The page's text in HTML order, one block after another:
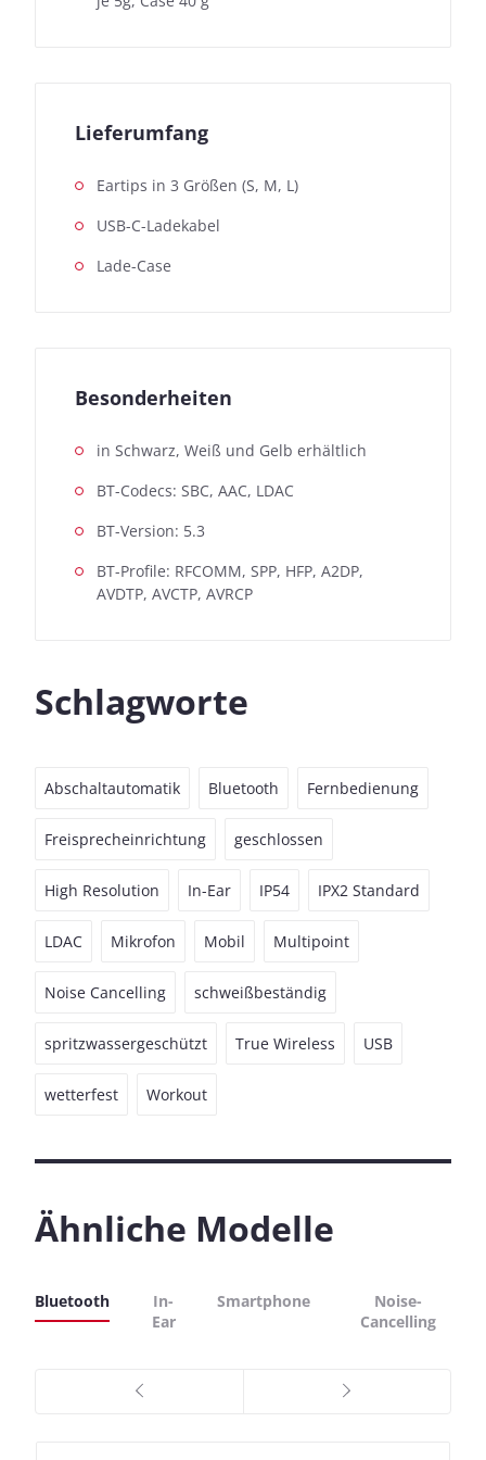
Lieferumfang
Eartips in 3 Größen (S, M, L)
USB-C-Ladekabel
Lade-Case
Besonderheiten
in Schwarz, Weiß und Gelb erhältlich
BT-Codecs: SBC, AAC, LDAC
BT-Version: 5.3
BT-Profile: RFCOMM, SPP, HFP, A2DP,
AVDTP, AVCTP, AVRCP
Schlagworte
Abschaltautomatik Bluetooth Fernbedienung
Freisprecheinrichtung geschlossen
High Resolution In-Ear IP54 IPX2 Standard
LDAC Mikrofon Mobil Multipoint
Noise Cancelling schweißbeständig
spritzwassergeschützt True Wireless USB
wetterfest Workout
Ähnliche Modelle
Bluetooth
In-
Ear
Smartphone
Noise-
Cancelling